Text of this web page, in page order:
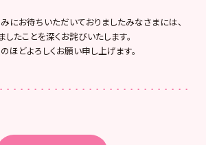
にお待ちいただいておりましたみなさまには、
たことを深くお詫びいたします。
ほどよろしくお願い申し上げます。